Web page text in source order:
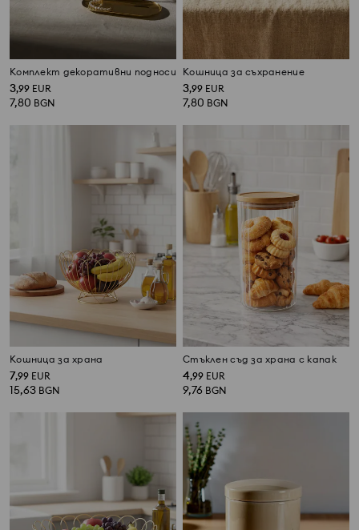
Комплект декоративни подноси
3,99 EUR
7,80 BGN
Кошница за съхранение
3,99 EUR
7,80 BGN
Кошница за храна
7,99 EUR
15,63 BGN
Стъклен съд за храна с капак
4,99 EUR
9,76 BGN